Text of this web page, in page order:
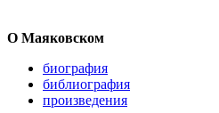
О Маяковском
биография
библиография
произведения